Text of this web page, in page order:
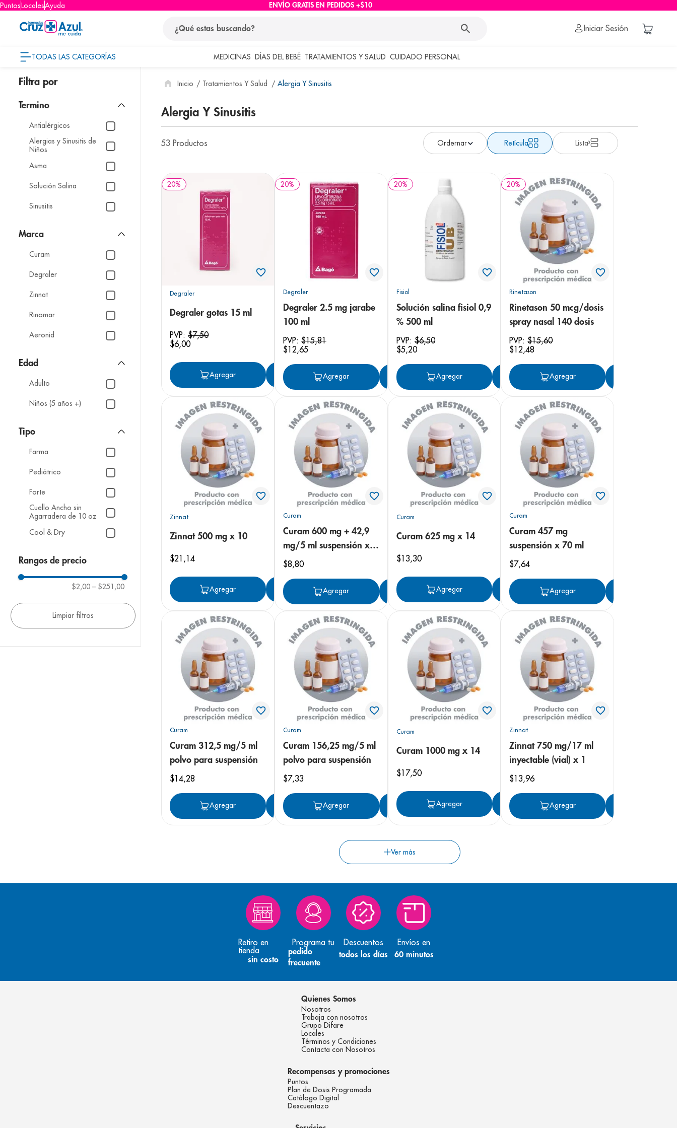
PuntosLocalesAyuda ENVÍO GRATIS EN PEDIDOS +$10
Iniciar Sesión
TODAS LAS CATEGORÍAS MEDICINAS DÍAS DEL BEBÉ TRATAMIENTOS Y SALUD CUIDADO PERSONAL
Antialérgicos
Alergias y Sinusitis de
Niños
Asma
Solución Salina
Sinusitis
Nasales
Marca
Curam
Degraler
Zinnat
Rinomar
Aeronid
Eliptic
Mostrar 20 más
Edad
Adulto
Niños (5 años +)
Tipo
Farma
Pediátrico
Forte
Cuello Ancho sin
Agarradera de 10 oz
Cool & Dry
adolecentes
Rangos de precio
$2,00 – $251,00
Tratamientos Y Salud Alergia Y Sinusitis
Alergia Y Sinusitis
53 Productos Retícula Lista
20%
Degraler
Degraler gotas 15 ml
PVP: $7,50
$6,00
Agregar Agregar
20%
Degraler
Degraler 2.5 mg jarabe
100 ml
PVP:$15,81
$12,65
Agregar Agregar
20%
Fisiol
Solución salina fisiol 0,9
% 500 ml
PVP:$6,50
$5,20
Agregar Agregar
20%
Rinetason
Rinetason 50 mcg/dosis
spray nasal 140 dosis
PVP:$15,60
$12,48
Agregar
Zinnat
Zinnat 500 mg x 10
$21 ,14
Agregar Agregar
Curam
Curam 600 mg + 42,9
mg/5 ml suspensión x
125 ml
$8,80
Agregar Agregar
Curam
Curam 625 mg x 14
$13,30
Agregar Agregar
Curam
Curam 457 mg
suspensión x 70 ml
$7,64
Agregar
Curam
Curam 312,5 mg/5 ml
polvo para suspensión
$14,28
Agregar Agregar
Curam
Curam 156,25 mg/5 ml
polvo para suspensión
$7,33
Agregar Agregar
Curam
Curam 1000 mg x 14
$17,50
Agregar Agregar
Zinnat
Zinnat 750 mg/17 ml
inyectable (vial) x 1
$13,96
Agregar
Retiro en
tienda
sin costo
Programa tu
pedido
frecuente
Descuentos
todos los días
Envíos en
60 minutos
Quienes Somos
Nosotros
Trabaja con nosotros
Grupo Difare
Locales
Términos y Condiciones
Contacta con Nosotros
Recompensas y promociones
Puntos
Plan de Dosis Programada
Catálogo Digital
Descuentazo
términos más buscados
1. protector solar
3.
cerave
6. shampoo
7 bioderma
pediasure
panolini
prueba embarazo